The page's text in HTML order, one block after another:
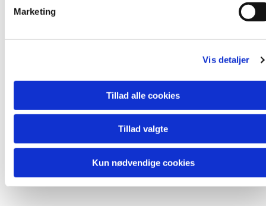
Marketing
Vis detaljer
Tillad alle cookies
Tillad valgte
Kun nødvendige cookies
Du vil måske også kunne lide...